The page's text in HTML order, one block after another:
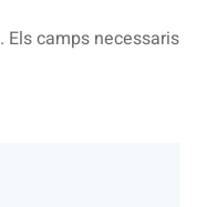
Els camps necessaris